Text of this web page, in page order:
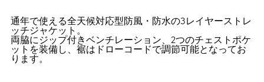
通年で使える全天候対応型防風・防水の3レイヤーストレ
ッチジャケット。
両脇にジップ付きベンチレーション、2つのチェストポケ
ットを装備し、裾はドローコードで調節可能となってお
ります。